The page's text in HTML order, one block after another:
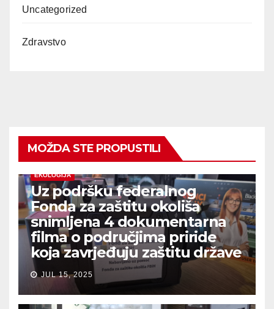
Uncategorized
Zdravstvo
MOŽDA STE PROPUSTILI
EKOLOGIJA
Uz podršku federalnog
Fonda za zaštitu okoliša
snimljena 4 dokumentarna
filma o područjima priride
koja zavrjeđuju zaštitu države
JUL 15, 2025